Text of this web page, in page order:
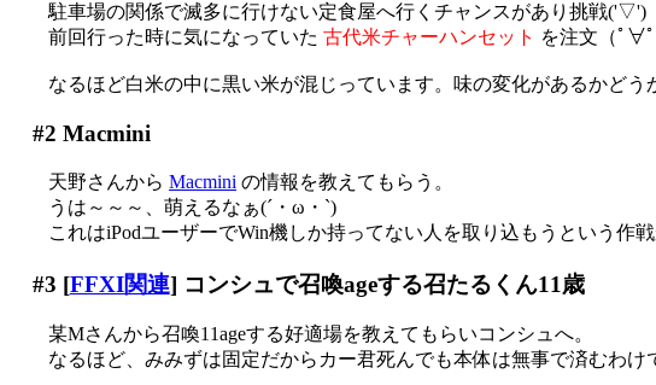
駐車場の関係で滅多に行けない定食屋へ行くチャンスがあり挑戦('▽')
前回行った時に気になっていた 古代米チャーハンセット を注文（ﾟ∀ﾟ
なるほど白米の中に黒い米が混じっています。味の変化があるかどう
#2 Macmini
天野さんから Macmini の情報を教えてもらう。
うは～～～、萌えるなぁ(´・ω・`)
これはiPodユーザーでWin機しか持ってない人を取り込もうという作
#3 [FFXI関連] コンシュで召喚ageする召たるくん11歳
某Mさんから召喚11ageする好適場を教えてもらいコンシュへ。
なるほど、みみずは固定だからカー君死んでも本体は無事で済むわけ